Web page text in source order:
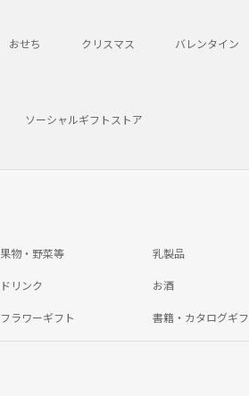
おせち クリスマス バレンタイン
ソーシャルギフトストア
果物・野菜等 乳製品
ドリンク お酒
フラワーギフト 書籍・カタログギ